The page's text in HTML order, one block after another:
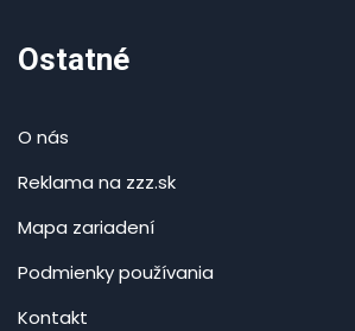
Ostatné
O nás
Reklama na zzz.sk
Mapa zariadení
Podmienky používania
Kontakt